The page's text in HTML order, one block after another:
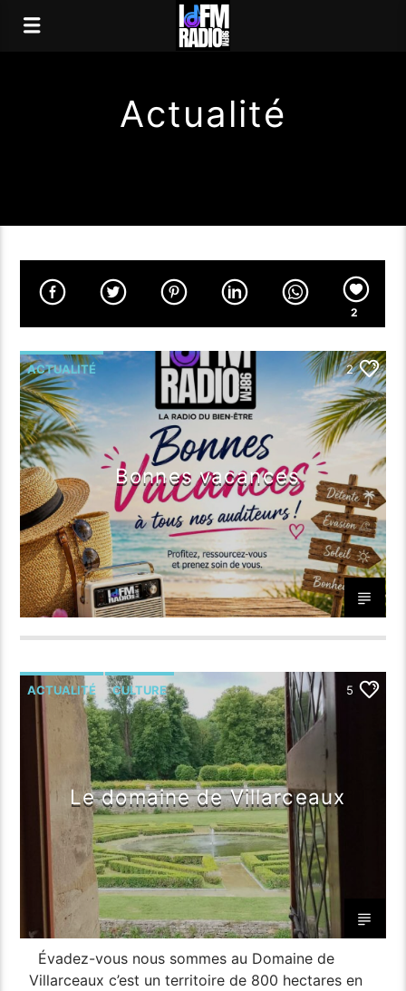
Actualité
2
ACTUALITÉ 2
Bonnes vacances
ACTUALITÉ CULTURE 5
Le domaine de Villarceaux
Évadez-vous nous sommes au Domaine de
Villarceaux c’est un territoire de 800 hectares en